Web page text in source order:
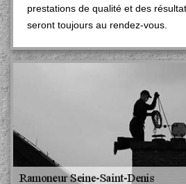
prestations de qualité et des
seront toujours au rendez-vous.